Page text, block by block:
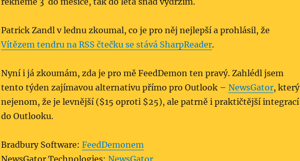
Patrick Zandl v lednu zkoumal, co je pro něj nejlepší a prohlásil, že
Vítězem tendru na RSS čtečku se stává SharpReader.
Nyní i já zkoumám, zda je pro mě FeedDemon ten pravý. Zahlédl jsem
tento týden zajímavou alternativu přímo pro Outlook – NewsGator, který
nejenom, že je levnější ($15 oproti $25), ale patrně i praktičtější integrací
do Outlooku.
Bradbury Software: FeedDemonem
NewsGator Technologies: NewsGator